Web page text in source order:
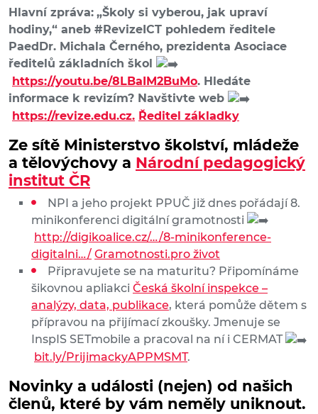
Hlavní zpráva: „Školy si vyberou, jak upraví
hodiny,“ aneb #RevizeICT pohledem ředitele
PaedDr. Michala Černého, prezidenta Asociace
ředitelů základních škol
https://youtu.be/8LBaIM2BuMo. Hledáte
informace k revizím? Navštivte web
https://revize.edu.cz. Ředitel základky
Ze sítě Ministerstvo školství, mládeže
a tělovýchovy a Národní pedagogický
institut ČR
NPI a jeho projekt PPUČ již dnes pořádají 8.
minikonferenci digitální gramotnosti
http://digikoalice.cz/…/8-minikonference-
digitalni…/ Gramotnosti.pro život
Připravujete se na maturitu? Připomínáme
šikovnou apliakci Česká školní inspekce –
analýzy, data, publikace, která pomůže dětem s
přípravou na přijímací zkoušky. Jmenuje se
InspIS SETmobile a pracoval na ní i CERMAT
bit.ly/PrijimackyAPPMSMT.
Novinky a události (nejen) od našich
členů, které by vám neměly uniknout.